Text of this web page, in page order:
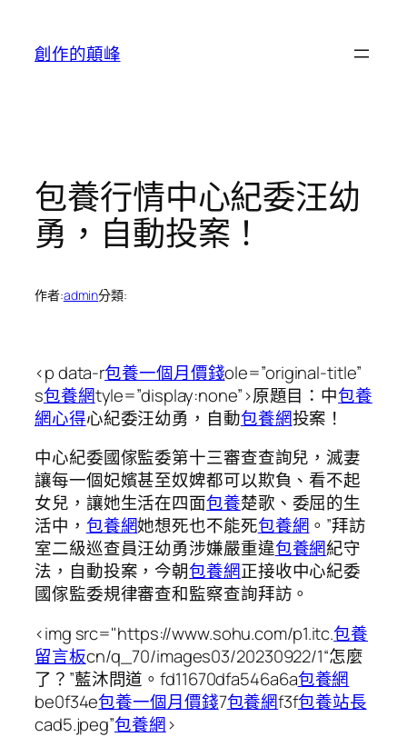
創作的顛峰
包養行情中心紀委汪幼
勇，自動投案！
作者:admin分類:
<p data-r包養一個月價錢ole=”original-title”
s包養網tyle=”display:none”>原題目：中包養
網心得心紀委汪幼勇，自動包養網投案！
中心紀委國傢監委第十三審查查詢兒，滅妻
讓每一個妃嬪甚至奴婢都可以欺負、看不起
女兒，讓她生活在四面包養楚歌、委屈的生
活中， 包養網她想死也不能死包養網 。”拜訪
室二級巡查員汪幼勇涉嫌嚴重違包養網紀守
法，自動投案，今朝包養網正接收中心紀委
國傢監委規律審查和監察查詢拜訪。
<img src="https://www.sohu.com/p1.itc.包養
留言板cn/q_70/images03/20230922/1“怎麼
了？”藍沐問道。fd11670dfa546a6a包養網
be0f34e包養一個月價錢7包養網f3f包養站長
cad5.jpeg”包養網>